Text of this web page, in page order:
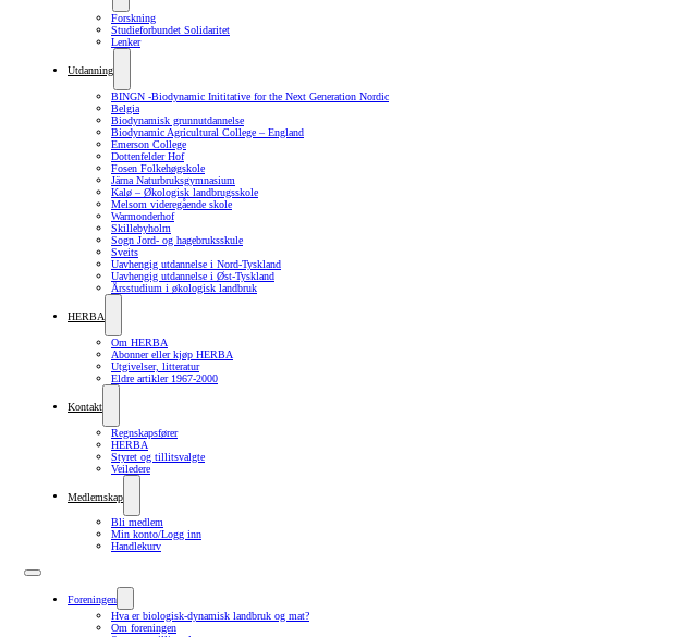
Forskning
Studieforbundet Solidaritet
Lenker
Utdanning
BINGN -Biodynamic Inititative for the Next Generation Nordic
Belgia
Biodynamisk grunnutdannelse
Biodynamic Agricultural College – England
Emerson College
Dottenfelder Hof
Fosen Folkehøgskole
Järna Naturbruksgymnasium
Kalø – Økologisk landbrugsskole
Melsom videregående skole
Warmonderhof
Skillebyholm
Sogn Jord- og hagebruksskule
Sveits
Uavhengig utdannelse i Nord-Tyskland
Uavhengig utdannelse i Øst-Tyskland
Årsstudium i økologisk landbruk
HERBA
Om HERBA
Abonner eller kjøp HERBA
Utgivelser, litteratur
Eldre artikler 1967-2000
Kontakt
Regnskapsfører
HERBA
Styret og tillitsvalgte
Veiledere
Medlemskap
Bli medlem
Min konto/Logg inn
Handlekurv
Foreningen
Hva er biologisk-dynamisk landbruk og mat?
Om foreningen